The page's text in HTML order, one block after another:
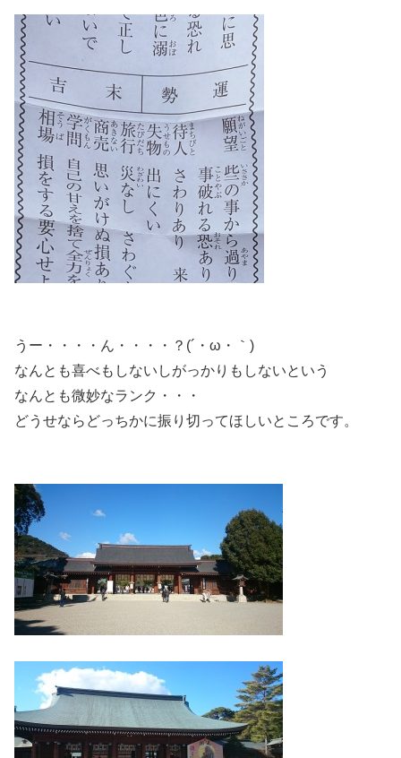
うー・・・・ん・・・・？(´・ω・｀)
なんとも喜べもしないしがっかりもしないという
なんとも微妙なランク・・・
どうせならどっちかに振り切ってほしいところです。